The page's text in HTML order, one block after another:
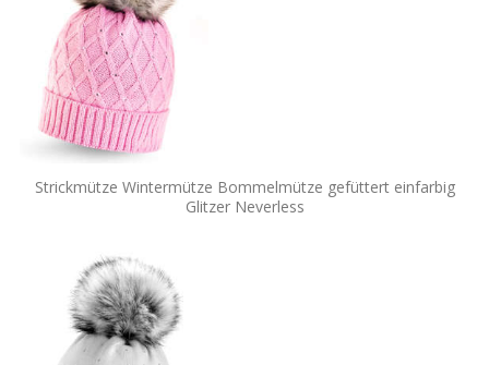
Strickmütze Wintermütze Bommelmütze gefüttert einfarbig
Glitzer Neverless